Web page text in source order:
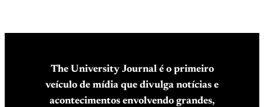
The University Journal é o primeiro
veículo de mídia que divulga notícias e
acontecimentos envolvendo grandes,